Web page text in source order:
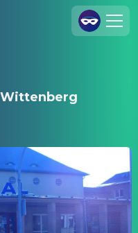
Cineamo für Unternehmen
Impressum
Datenschutzerklärung
Datenschutzeinstellungen
& Tickets